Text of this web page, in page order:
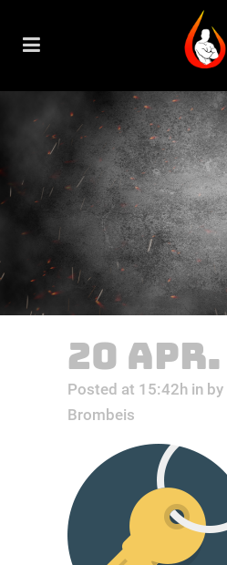
20 APR.
Posted at 15:42h in by
Brombeis